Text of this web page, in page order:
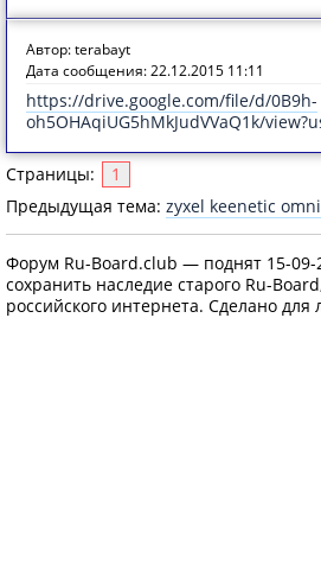
Автор: terabayt
Дата сообщения: 22.12.2015 11:11
https://drive.google.com/file/d/0B9h-
oh5OHAqiUG5hMkJudVVaQ1k/
Страницы:
1
Предыдущая тема: zyxel keenetic
Форум Ru-Board.club — поднят 15-09-
сохранить наследие старого Ru-
российского интернета. Сделано для